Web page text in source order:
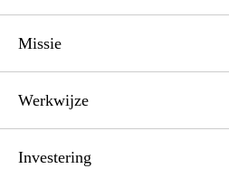
Missie
Werkwijze
Investering